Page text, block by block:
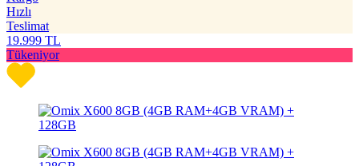
Hızlı
Teslimat
19.999 TL
Tükeniyor